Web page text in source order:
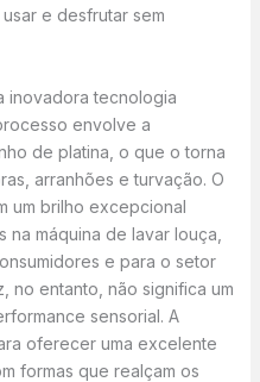
e desfrutar sem
inovadora tecnologia
envolve a
de platina, o que o torna
arranhões e turvação. O
um brilho excepcional
máquina de lavar louça,
e para o setor
no entanto, não significa um
sensorial. A
oferecer uma excelente
formas que realçam os